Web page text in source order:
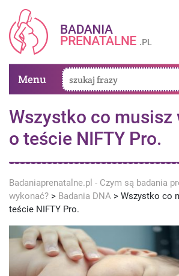
Menu
Wszystko co musisz
o teście NIFTY Pro.
Badaniaprenatalne.pl - Czym są badania
wykonać? > Badania DNA > Wszystko co
teście NIFTY Pro.